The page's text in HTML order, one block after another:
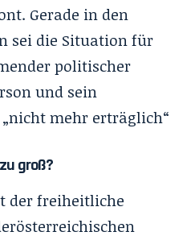
Gerade in den
sei die Situation für
politischer
und sein
mehr erträglich“
groß?
der freiheitliche